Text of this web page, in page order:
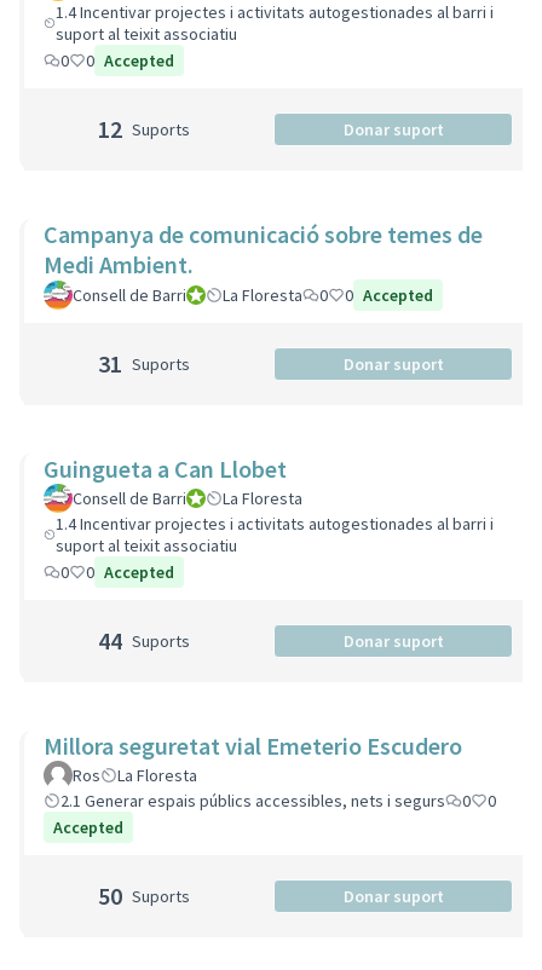
1.4 Incentivar projectes i activitats autogestionades al barri i
suport al teixit associatiu
0
0 Accepted
12 Suports Donar suport
Campanya de comunicació sobre temes de
Medi Ambient.
Consell de BarriConsell de Barri
La Floresta 0 0 Accepted
31 Suports Donar suport
Guingueta a Can Llobet
Consell de BarriConsell de Barri
La Floresta
1.4 Incentivar projectes i activitats autogestionades al barri i
suport al teixit associatiu
0
0 Accepted
44 Suports Donar suport
Millora seguretat vial Emeterio Escudero
Ros
La Floresta
2.1 Generar espais públics accessibles, nets i segurs
0
0
Accepted
50 Suports Donar suport